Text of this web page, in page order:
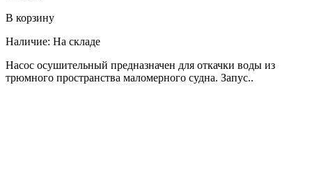
В корзину
Наличие: На складе
Насос осушительный предназначен для откачки воды из
трюмного пространства маломерного судна. Запус..